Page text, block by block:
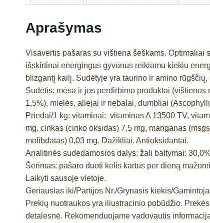
Aprašymas
Visavertis pašaras su vištiena šeškams.
išskirtinai energingus gyvūnus reikiamu kiekiu
blizgantį kailį. Sudėtyje yra taurino ir amino
Sudėtis: mėsa ir jos perdirbimo produktai
1,5%), mielės, aliejai ir riebalai, dumbliai
Priedai/1 kg: vitaminai: vitaminas A 13500 TV,
mg, cinkas (cinko oksidas) 7,5 mg, manganas
molibdatas) 0,03 mg. Dažikliai. Antioksidantai.
Analitinės sudedamosios dalys: žali baltymai:
Šėrimas: pašaro duoti kelis kartus per dieną
Laikyti sausoje vietoje.
Geriausias iki/Partijos Nr./Grynasis kiekis/
Prekių nuotraukos yra iliustracinio pobūdžio.
detalesnė. Rekomenduojame vadovautis